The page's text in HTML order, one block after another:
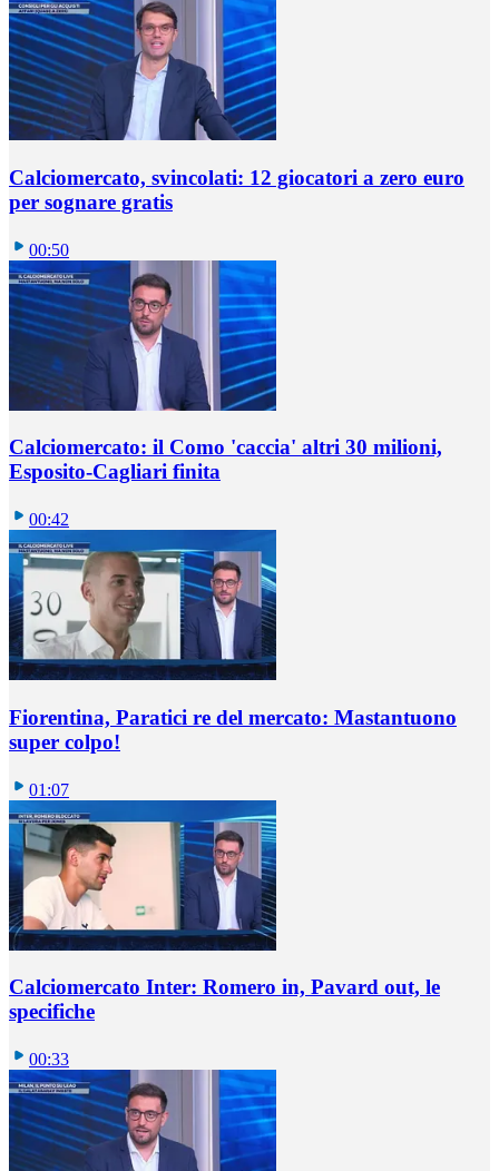
Calciomercato, svincolati: 12 giocatori a zero euro
per sognare gratis
00:50
Calciomercato: il Como 'caccia' altri 30 milioni,
Esposito-Cagliari finita
00:42
Fiorentina, Paratici re del mercato: Mastantuono
super colpo!
01:07
Calciomercato Inter: Romero in, Pavard out, le
specifiche
00:33